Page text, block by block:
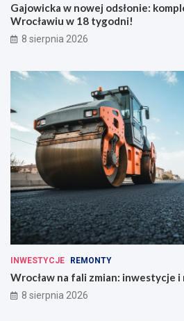
Gajowicka w nowej odsłonie:
Wrocławiu w 18 tygodni!
8 sierpnia 2026
INWESTYCJE REMONTY
Wrocław na fali zmian: inwestycje
8 sierpnia 2026